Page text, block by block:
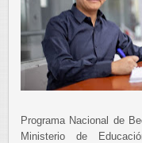
Programa Nacional de
Ministerio de